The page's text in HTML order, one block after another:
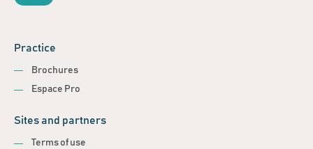
Practice
Brochures
Espace Pro
Sites and partners
Terms of use